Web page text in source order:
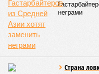
неграми
Страна